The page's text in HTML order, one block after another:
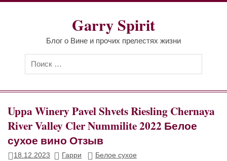
Перейти
Garry Spirit
Блог о Вине и прочих прелестях жизни
Uppa Winery Pavel Shvets Riesling Chernaya
River Valley Cler Nummilite 2022 Белое
сухое вино Отзыв
18.12.2023 Гарри Белое сухое